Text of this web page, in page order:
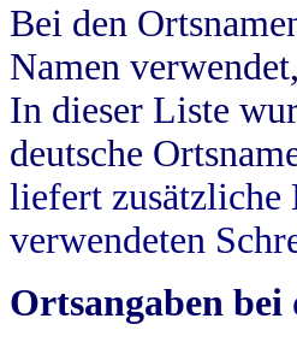
Bei den
Namen
In dieser Liste
deutsche
liefert zusätzliche
verwendeten
Ortsangaben bei